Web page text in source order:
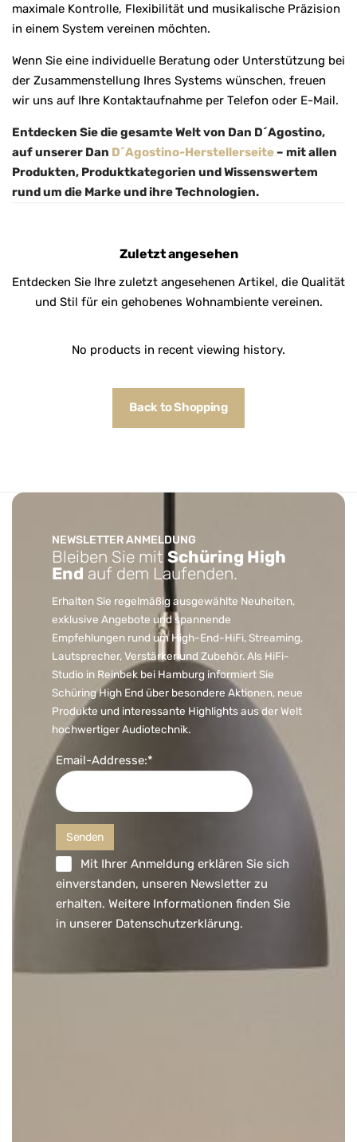
maximale Kontrolle, Flexibilität und musikalische Präzision
in einem System vereinen möchten.
Wenn Sie eine individuelle Beratung oder Unterstützung bei
der Zusammenstellung Ihres Systems wünschen, freuen
wir uns auf Ihre Kontaktaufnahme per Telefon oder E-Mail.
Entdecken Sie die gesamte Welt von Dan D´Agostino,
auf unserer Dan D´Agostino-Herstellerseite– mit allen
Produkten, Produktkategorien und Wissenswertem
rund um die Marke und ihre Technologien.
Zuletzt angesehen
Entdecken Sie Ihre zuletzt angesehenen Artikel, die Qualität
und Stil für ein gehobenes Wohnambiente vereinen.
No products in recent viewing history.
Back to Shopping
NEWSLETTER ANMELDUNG
Bleiben Sie mit Schüring High
End auf dem Laufenden.
Erhalten Sie regelmäßig ausgewählte Neuheiten,
exklusive Angebote und spannende
Empfehlungen rund um High-End-HiFi, Streaming,
Lautsprecher, Verstärker und Zubehör. Als HiFi-
Studio in Reinbek bei Hamburg informiert Sie
Schüring High End über besondere Aktionen, neue
Produkte und interessante Highlights aus der Welt
hochwertiger Audiotechnik.
Email-Addresse:*
Mit Ihrer Anmeldung erklären Sie sich
einverstanden, unseren Newsletter zu
erhalten. Weitere Informationen finden Sie
in unserer Datenschutzerklärung.